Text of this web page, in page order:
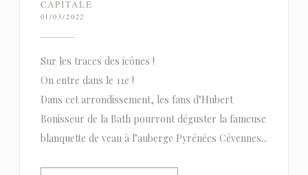
CAPITALE
01/03/2022
Sur les traces des icônes !
On entre dans le 11e !
Dans cet arrondissement, les fans d’Hubert
Bonisseur de la Bath pourront déguster la fameuse
blanquette de veau à l’auberge Pyrénées Cévennes...